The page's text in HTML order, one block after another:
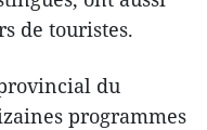
de touristes.
du
programmes